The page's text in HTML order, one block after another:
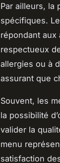
Par ailleurs, la
spécifiques.
répondant
respectueux
allergies ou à
assurant que
Souvent, les
la possibilité
valider la
menu
satisfaction